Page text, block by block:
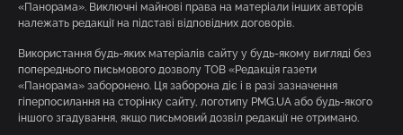
«Панорама». Виключні майнові права на матеріали інших авторів
належать редакції на підставі відповідних договорів.
Використання будь-яких матеріалів сайту у будь-якому вигляді без
попереднього письмового дозволу ТОВ «Редакція газети
«Панорама» заборонено. Ця заборона діє і в разі зазначення
гіперпосилання на сторінку сайту, логотипу PMG.UA або будь-якого
іншого згадування, якщо письмовий дозвіл редакції не отримано.